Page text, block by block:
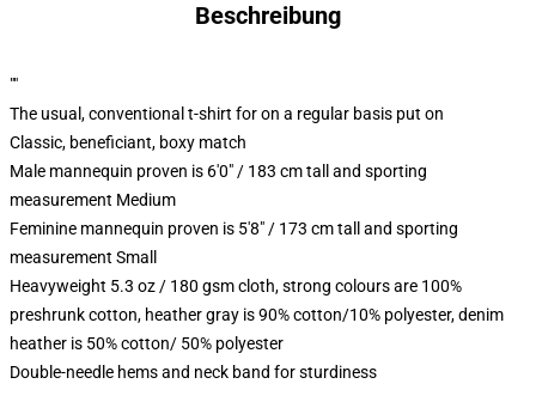
Beschreibung
""
The usual, conventional t-shirt for on a regular basis put on
Classic, beneficiant, boxy match
Male mannequin proven is 6'0" / 183 cm tall and sporting
measurement Medium
Feminine mannequin proven is 5'8" / 173 cm tall and sporting
measurement Small
Heavyweight 5.3 oz / 180 gsm cloth, strong colours are 100%
preshrunk cotton, heather gray is 90% cotton/10% polyester, denim
heather is 50% cotton/ 50% polyester
Double-needle hems and neck band for sturdiness